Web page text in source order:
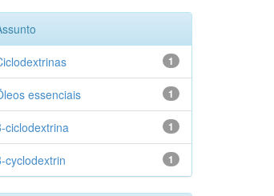
1
1
essenciais
1
ciclodextrina
1
cyclodextrin